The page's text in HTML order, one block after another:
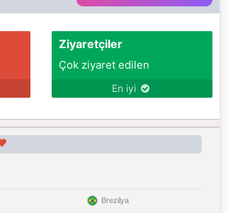
Ziyaretçiler
Çok ziyaret edilen
En iyi
Brezilya